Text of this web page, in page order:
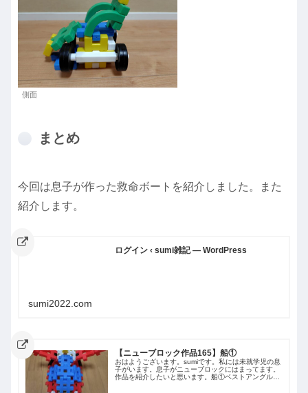
側面
まとめ
今回は息子が作った救命ボートを紹介しました。また
紹介します。
ログイン ‹ sumi雑記 — WordPress
sumi2022.com
【ニューブロック作品165】船①
おはようございます。sumiです。私には未就学児の息
子がいます。息子がニューブロックにはまってます。
作品を紹介したいと思います。船①ベストアングル上